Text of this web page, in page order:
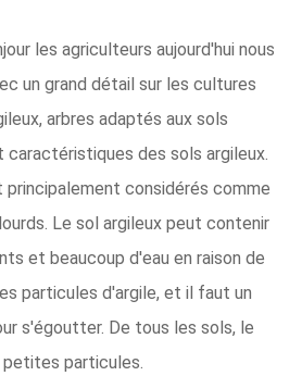
les agriculteurs aujourd'hui nous
un grand détail sur les cultures
arbres adaptés aux sols
caractéristiques des sols argileux.
principalement considérés comme
Le sol argileux peut contenir
et beaucoup d'eau en raison de
particules d'argile, et il faut un
s'égoutter. De tous les sols, le
petites particules.